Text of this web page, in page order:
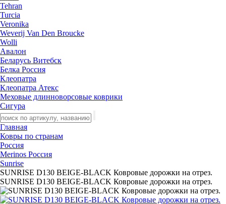
Tehran
Turcia
Veronika
Weverij Van Den Broucke
Wolli
Авалон
Беларусь Витебск
Белка Россия
Клеопатра
Клеопатра Атекс
Меховые длинноворсовые коврики
Сигура
Главная
Ковры по странам
Россия
Merinos Россия
Sunrise
SUNRISE D130 BEIGE-BLACK Ковровые дорожки на отрез.
SUNRISE D130 BEIGE-BLACK Ковровые дорожки на отрез.